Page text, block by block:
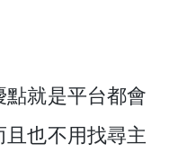
就是平台都會
也不用找尋主